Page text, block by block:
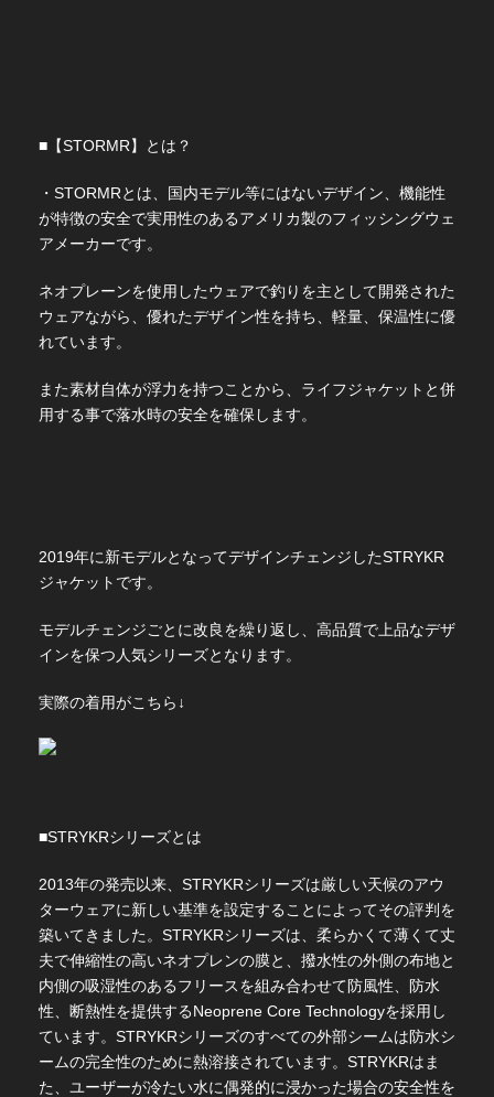
■【STORMR】とは？
・STORMRとは、国内モデル等にはないデザイン、機能性
が特徴の安全で実用性のあるアメリカ製のフィッシングウェ
アメーカーです。
ネオプレーンを使用したウェアで釣りを主として開発された
ウェアながら、優れたデザイン性を持ち、軽量、保温性に優
れています。
また素材自体が浮力を持つことから、ライフジャケットと併
用する事で落水時の安全を確保します。
2019年に新モデルとなってデザインチェンジしたSTRYKR
ジャケットです。
モデルチェンジごとに改良を繰り返し、高品質で上品なデザ
インを保つ人気シリーズとなります。
実際の着用がこちら↓
■STRYKRシリーズとは
2013年の発売以来、STRYKRシリーズは厳しい天候のアウ
ターウェアに新しい基準を設定することによってその評判を
築いてきました。STRYKRシリーズは、柔らかくて薄くて丈
夫で伸縮性の高いネオプレンの膜と、撥水性の外側の布地と
内側の吸湿性のあるフリースを組み合わせて防風性、防水
性、断熱性を提供するNeoprene Core Technologyを採用し
ています。STRYKRシリーズのすべての外部シームは防水シ
ームの完全性のために熱溶接されています。STRYKRはま
た、ユーザーが冷たい水に偶発的に浸かった場合の安全性を